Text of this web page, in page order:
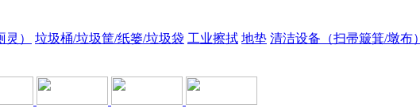
）
垃圾桶/垃圾筐/纸篓/垃圾袋 工业擦拭 地垫 清洁设备（扫帚簸箕/墩布）